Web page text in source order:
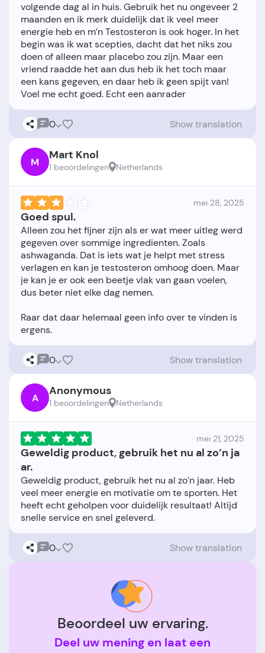
volgende dag al in huis. Gebruik het nu ongeveer 2
maanden en ik merk duidelijk dat ik veel meer
energie heb en m’n Testosteron is ook hoger. In het
begin was ik wat scepties, dacht dat het niks zou
doen of alleen maar placebo zou zijn. Maar een
vriend raadde het aan dus heb ik het toch maar
een kans gegeven, en daar heb ik geen spijt van!
0 Show translation
M Mart Knol
1 beoordelingen Netherlands
mei 28, 2025
Goed spul.
Alleen zou het fijner zijn als er wat meer uitleg werd
gegeven over sommige ingredienten. Zoals
ashwaganda. Dat is iets wat je helpt met stress
verlagen en kan je testosteron omhoog doen. Maar
je kan je er ook een beetje vlak van gaan voelen,
dus beter niet elke dag nemen.
Raar dat daar helemaal geen info over te vinden is
0 Show translation
A Anonymous
1 beoordelingen Netherlands
mei 21, 2025
Geweldig product, gebruik het nu al zo’n ja
ar.
Geweldig product, gebruik het nu al zo’n jaar. Heb
veel meer energie en motivatie om te sporten. Het
heeft echt geholpen voor duidelijk resultaat! Altijd
0 Show translation
Beoordeel uw ervaring.
Deel uw mening en laat een